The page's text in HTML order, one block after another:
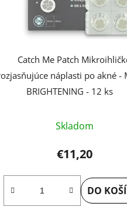
Catch Me Patch
náplasti po akné -
BRIGHTENING - 12 ks
Skladom
€11,20
DO